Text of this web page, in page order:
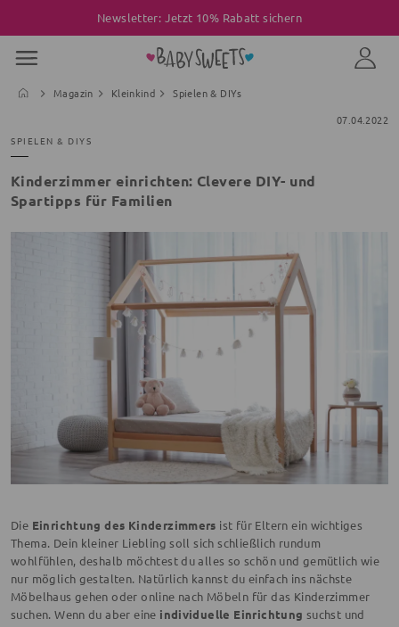
Newsletter: Jetzt 10% Rabatt sichern
Magazin Kleinkind
Spielen & DIYs
07.04.2022
SPIELEN & DIYS
Kinderzimmer einrichten: Clevere DIY- und
Spartipps für Familien
Die Einrichtung des Kinderzimmers ist für Eltern ein wichtiges
Thema. Dein kleiner Liebling soll sich schließlich rundum
wohlfühlen, deshalb möchtest du alles so schön und gemütlich wie
nur möglich gestalten. Natürlich kannst du einfach ins nächste
Möbelhaus gehen oder online nach Möbeln für das Kinderzimmer
suchen. Wenn du aber eine individuelle Einrichtung suchst und